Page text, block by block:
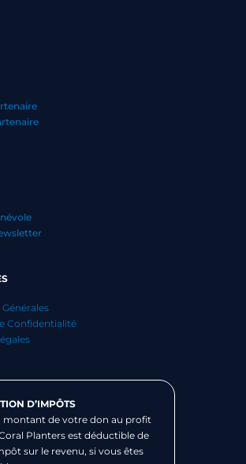
Confidentialité
D’IMPÔTS
montant de votre don au profit
Planters est déductible de
sur le revenu, si vous êtes